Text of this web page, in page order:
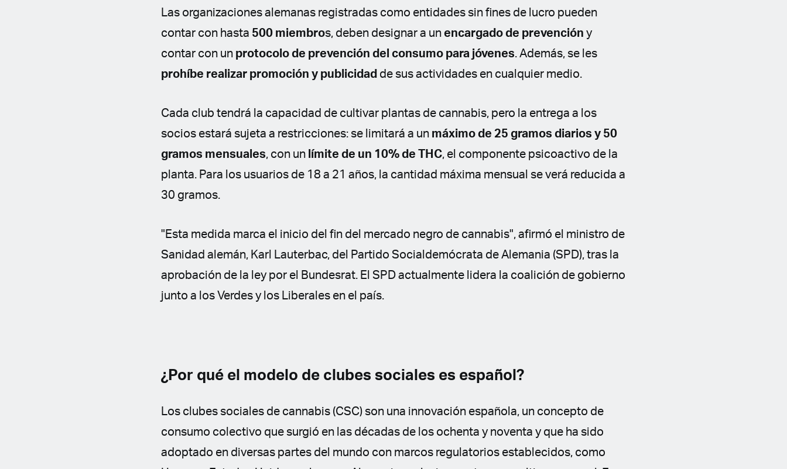
Las organizaciones alemanas registradas como entidades sin fines de lucro pueden
contar con hasta 500 miembros, deben designar a unencargado de prevención y
contar con un protocolo de prevención del consumo para jóvenes. Además, se les
prohíbe realizar promoción y publicidad de sus actividades en cualquier medio.
Cada club tendrá la capacidad de cultivar plantas de cannabis, pero la entrega a los
socios estará sujeta a restricciones: se limitará a un máximo de 25 gramos diarios y 50
gramos mensuales, con un límite de un 10% de THC, el componente psicoactivo de la
planta. Para los usuarios de 18 a 21 años, la cantidad máxima mensual se verá reducida a
30 gramos.
"Esta medida marca el inicio del fin del mercado negro de cannabis", afirmó el ministro de
Sanidad alemán, Karl Lauterbac, del Partido Socialdemócrata de Alemania (SPD), tras la
aprobación de la ley por el Bundesrat. El SPD actualmente lidera la coalición de gobierno
junto a los Verdes y los Liberales en el país.
¿Por qué el modelo de clubes sociales es español?
Los clubes sociales de cannabis (CSC) son una innovación española, un concepto de
consumo colectivo que surgió en las décadas de los ochenta y noventa y que ha sido
adoptado en diversas partes del mundo con marcos regulatorios establecidos, como